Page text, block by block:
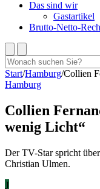
Das sind wir
Gastartikel
Brutto-Netto-
Suchen
nach:
Start/Hamburg/Collien
Hamburg
Collien
wenig Licht“
Der TV-Star spricht
Christian Ulmen.
J